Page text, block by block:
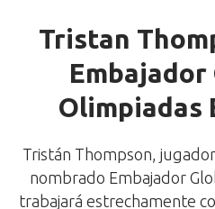
Tristan
Embajador
Olimpiadas
Tristán Thompson,
nombrado Embajador
trabajará estrechamente